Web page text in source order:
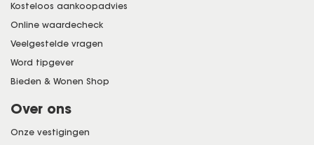
Kosteloos aankoopadvies
Online waardecheck
Veelgestelde vragen
Word tipgever
Bieden & Wonen Shop
Over ons
Onze vestigingen